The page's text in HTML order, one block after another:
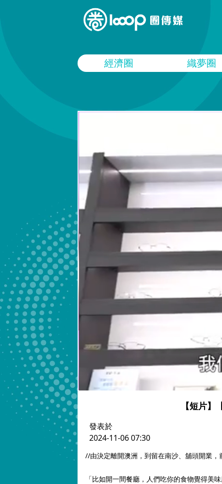
經濟圈 織夢圈
【短片
發表於
2024-11-06 07:30
//由決定離開澳洲，到留在南沙、舖頭開業
「比如開一間餐廳，人們吃你的食物覺得美